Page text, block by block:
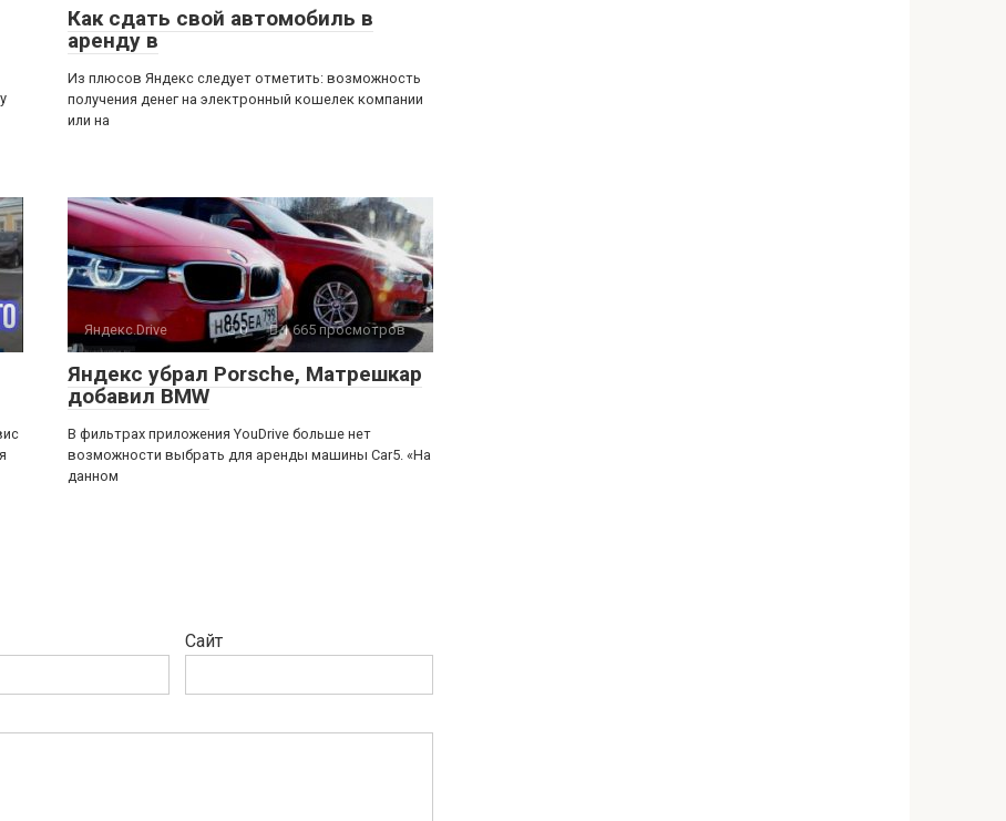
Как сдать свой автомобиль в
аренду в
Из плюсов Яндекс следует отметить: возможность
получения денег на электронный кошелек компании
или на
Яндекс.Drive 0 1 665 просмотров
Яндекс убрал Porsche, Матрешкар
добавил BMW
В фильтрах приложения YouDrive больше нет
возможности выбрать для аренды машины Car5. «На
данном
Сайт